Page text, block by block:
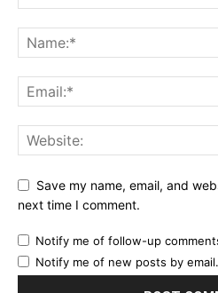
Save my name, email, and
next time I comment.
Notify me of follow-up
Notify me of new posts by email.